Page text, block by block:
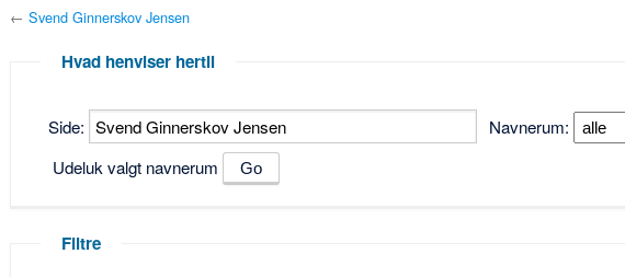
←Svend Ginnerskov Jensen
Hvad henviser hertil
Side:
Navnerum:
Udeluk valgt navnerum
Filtre